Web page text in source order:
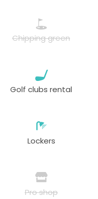
Chipping green
Golf clubs rental
Lockers
Pro shop